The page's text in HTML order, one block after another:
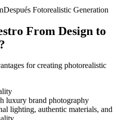
Después Fotorealistic Generation
From Design to
for creating photorealistic
luxury brand photography
lighting, authentic materials, and